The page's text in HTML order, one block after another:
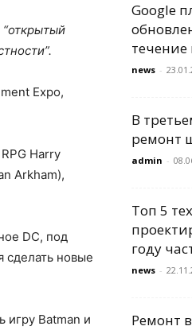
“открытый
Expo,
Harry
Arkham),
DC, под
сделать новые
игру Batman и
Google
течение
news -
В
ремонт
admin -
Топ 5
году
news -
Ремонт